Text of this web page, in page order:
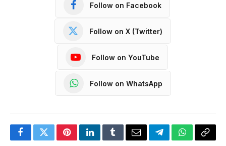
Follow on Facebook
Follow on X (Twitter)
Follow on YouTube
Follow on WhatsApp
FacebookTwitterPinterestLinkedInTumblrEmailTelegramWhatsApp
Copy